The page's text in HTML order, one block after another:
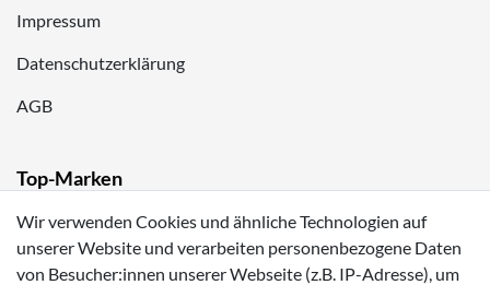
Impressum
Datenschutzerklärung
AGB
Top-Marken
Lurchi
Romika
Wir verwenden Cookies und ähnliche Technologien auf
unserer Website und verarbeiten personenbezogene Daten
von Besucher:innen unserer Webseite (z.B. IP-Adresse), um